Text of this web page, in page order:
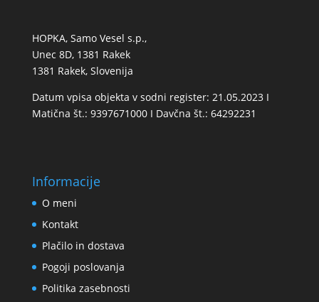
HOPKA, Samo Vesel s.p.,
Unec 8D, 1381 Rakek
1381 Rakek, Slovenija
Datum vpisa objekta v sodni register: 21.05.2023 I
Matična št.: 9397671000 I Davčna št.: 64292231
Informacije
O meni
Kontakt
Plačilo in dostava
Pogoji poslovanja
Politika zasebnosti